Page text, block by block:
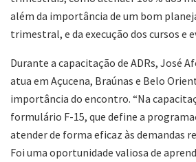
além da importância de um bom
trimestral, e da execução dos cursos e
Durante a capacitação de ADRs, José
atua em Açucena, Braúnas e Belo
importância do encontro. “Na
formulário F-15, que define a
atender de forma eficaz às demandas
Foi uma oportunidade valiosa de